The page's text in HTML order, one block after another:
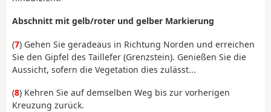
Abschnitt mit gelb/roter und gelber Markierung
(7) Gehen Sie geradeaus in Richtung Norden und erreichen
Sie den Gipfel des Taillefer (Grenzstein). Genießen Sie die
Aussicht, sofern die Vegetation dies zulässt...
(8) Kehren Sie auf demselben Weg bis zur vorherigen
Kreuzung zurück.